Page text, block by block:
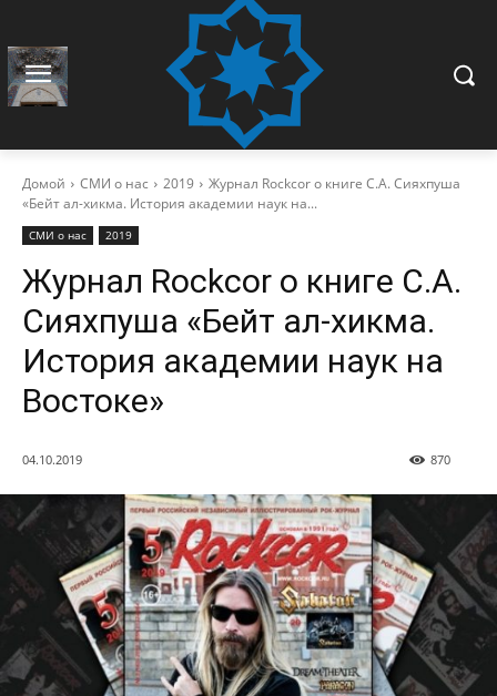
Домой СМИ о нас 2019
Журнал Rockcor о книге С.А. Сияхпуша
«Бейт ал-хикма. История академии наук на...
СМИ о нас 2019
Журнал Rockcor о книге С.А.
Сияхпуша «Бейт ал-хикма.
История академии наук на
Востоке»
04.10.2019 870